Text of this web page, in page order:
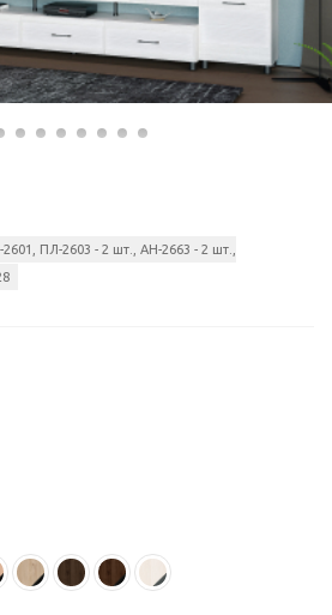
ПЛ-2603 - 2 шт., АН-2663 - 2 шт.,